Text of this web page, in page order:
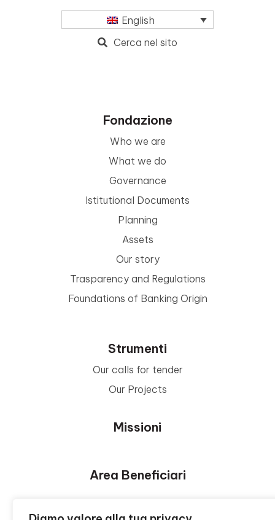
English
Cerca nel sito
Fondazione
Who we are
What we do
Governance
Istitutional Documents
Planning
Assets
Our story
Trasparency and Regulations
Foundations of Banking Origin
Strumenti
Our calls for tender
Our Projects
Missioni
Area Beneficiari
Privacy e Informative